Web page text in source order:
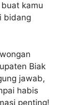
kamu
bidang
Biak
jawab,
habis
penting!